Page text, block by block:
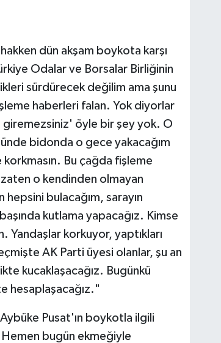
dün akşam boykota karşı
Odalar ve Borsalar Birliğinin
sürdürecek değilim ama şunu
haberleri falan. Yok diyorlar
giremezsiniz' öyle bir şey yok. O
bidonda o gece yakacağım
Bu çağda fişleme
o kendinden olmayan
bulacağım, sarayın
kutlama yapacağız. Kimse
Yandaşlar korkuyor, yaptıkları
AK Parti üyesi olanlar, şu an
kucaklaşacağız. Bugünkü
hesaplaşacağız."
Pusat'ın boykotla ilgili
bugün ekmeğiyle